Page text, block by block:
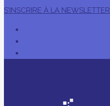
S’INSCRIRE À LA NEWSLETTER